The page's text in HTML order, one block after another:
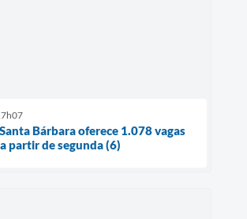
Bárbara oferece 1.078 vagas
partir de segunda (6)